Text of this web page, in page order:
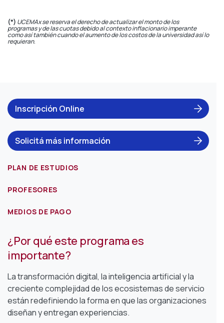
(*) UCEMAx se reserva el derecho de actualizar el monto de los
programas y de las cuotas debido al contexto inflacionario imperante
como así también cuando el aumento de los costos de la universidad así lo
requieran.
Inscripción Online
Solicitá más información
PLAN DE ESTUDIOS
PROFESORES
MEDIOS DE PAGO
¿Por qué este programa es
importante?
La transformación digital, la inteligencia artificial y la
creciente complejidad de los ecosistemas de servicio
están redefiniendo la forma en que las organizaciones
diseñan y entregan experiencias.